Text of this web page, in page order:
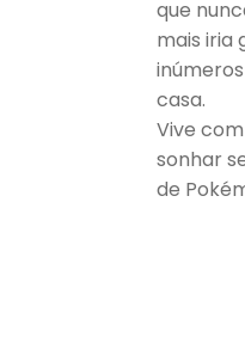
que
mais iria
casa.
Vive
sonhar
de